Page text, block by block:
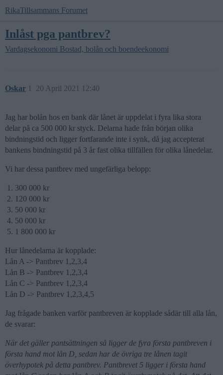
RikaTillsammans Forumet
Inlåst pga pantbrev?
Vardagsekonomi Bostad, bolån och boendeekonomi
Oskar 20 April 2021 12:40
1
Jag har bolån hos en bank där lånet är uppdelat i fyra lika stora
delar på ca 500 000 kr styck. Delarna hade från början olika
bindningstid och ligger fortfarande inte i synk, då jag accepterat
bankens bindningstid på 3 år fast olika tillfällen för olika lånedelar.
Vi har dessa pantbrev med ungefärliga belopp:
300 000 kr
120 000 kr
50 000 kr
50 000 kr
1 800 000 kr
Hur lånedelarna är kopplade:
Lån A -> Pantbrev 1,2,3,4
Lån B -> Pantbrev 1,2,3,4
Lån C -> Pantbrev 1,2,3,4
Lån D -> Pantbrev 1,2,3,4,5
Jag frågade banken varför pantbreven är kopplade sådär till alla lån,
de svarar:
När det gäller pantsättningen så ligger de fyra första pantbreven i
första hand mot lån D, sedan har de övriga tre lånen tagit
överhypotek på detta pantbrev. Pantbrevet 5 ligger i första hand